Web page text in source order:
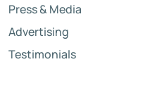
Press & Media
Advertising
Testimonials